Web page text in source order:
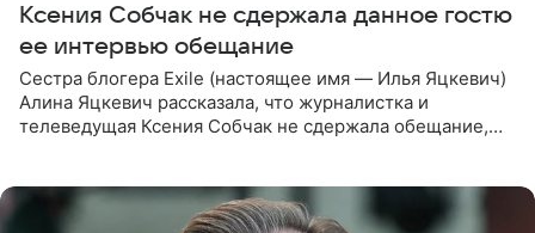
Ксения Собчак не сдержала данное гостю
ее интервью обещание
Сестра блогера Exile (настоящее имя — Илья Яцкевич)
Алина Яцкевич рассказала, что журналистка и
телеведущая Ксения Собчак не сдержала обещание,